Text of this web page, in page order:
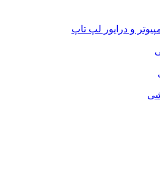
و درایور لپ تاپ